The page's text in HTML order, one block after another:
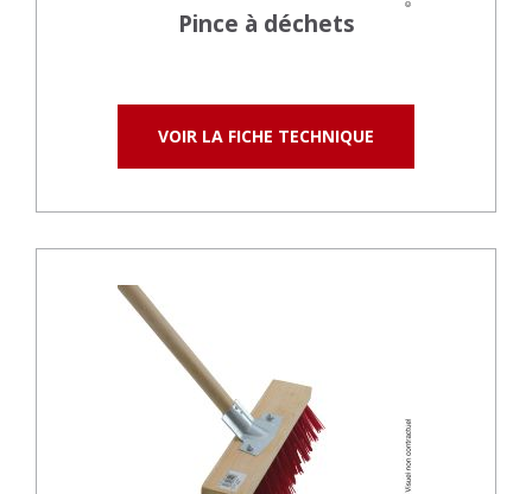
Pince à déchets
VOIR LA FICHE TECHNIQUE